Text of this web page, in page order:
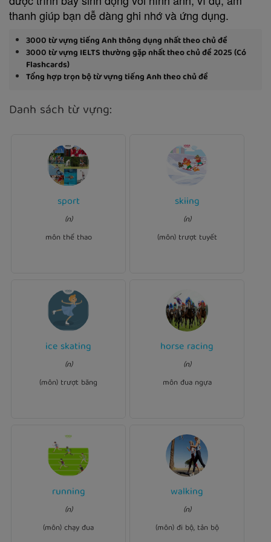
thanh giúp bạn dễ dàng ghi nhớ và ứng dụng.
3000 từ vựng tiếng Anh thông dụng nhất theo chủ đề
3000 từ vựng IELTS thường gặp nhất theo chủ đề 2025 (Có
Flashcards)
Tổng hợp trọn bộ từ vựng tiếng Anh theo chủ đề
Danh sách từ vựng:
sport
(n)
môn thể thao
Ví dụ:
Football, basketball,
and hockey are
all team
sports
skiing
(n)
(môn) trượt tuyết
Ví dụ:
Marry's special hobby is
ice skating
(n)
(môn) trượt băng
Ví dụ:
He doesn't love ice
horse racing
(n)
môn đua ngựa
Ví dụ:
That place used to be part
of the city's Horse
Racing Course before 1949.
running
(n)
(môn) chạy đua
Ví dụ:
helps you keep fit.
walking
(n)
(môn) đi bộ, tản bộ
Ví dụ:
helps me become